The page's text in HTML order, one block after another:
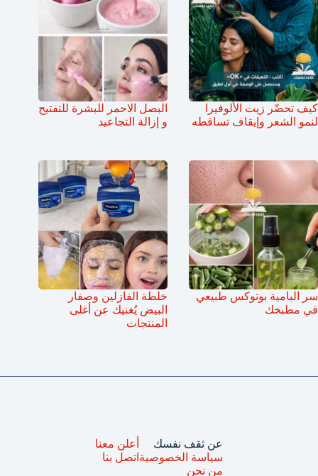
كيف تحضّر زيت الألوفيرا
لنمو الشعر وإيقاف تساقطه
البصل الاحمر للبشرة للتفتيح
و إزالة التجاعيد
سر البامية بوتوكس طبيعي
في مطبخك
خلطة الفازلين وصفار
البيض يُغنيك عن أغلى
المنتجات
عن ثقف نفسك
سياسة الخصوصية
من نحن
أعلن معنا
اتصل بنا